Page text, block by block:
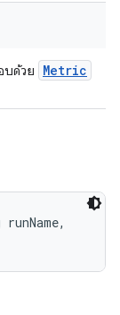
บด้วย Metric